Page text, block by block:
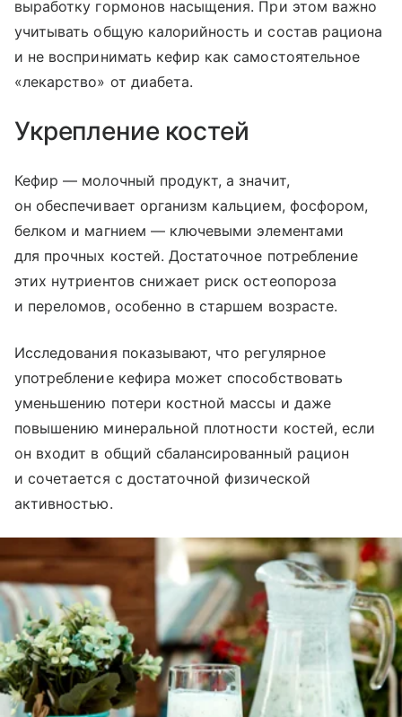
выработку гормонов насыщения. При этом важно
учитывать общую калорийность и состав рациона
и не воспринимать кефир как самостоятельное
«лекарство» от диабета.
Укрепление костей
Кефир — молочный продукт, а значит,
он обеспечивает организм кальцием, фосфором,
белком и магнием — ключевыми элементами
для прочных костей. Достаточное потребление
этих нутриентов снижает риск остеопороза
и переломов, особенно в старшем возрасте.
Исследования показывают, что регулярное
употребление кефира может способствовать
уменьшению потери костной массы и даже
повышению минеральной плотности костей, если
он входит в общий сбалансированный рацион
и сочетается с достаточной физической
активностью.